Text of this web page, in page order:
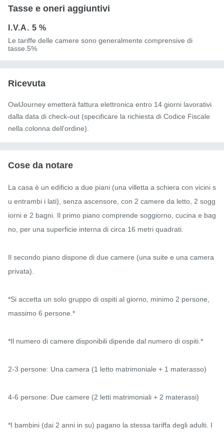
Tasse e oneri aggiuntivi
I.V.A. 5 %
Le tariffe delle camere sono generalmente comprensive di
tasse.5%
Ricevuta
OwlJourney emetterà fattura elettronica entro 14 giorni lavorativi
dalla data di check-out (specificare la richiesta di Codice Fiscale
nella colonna dell'ordine).
Cose da notare
La casa è un edificio a due piani (una villetta a schiera con vicini s
u entrambi i lati), senza ascensore, con 2 camere da letto, 2 sogg
iorni e 2 bagni. Il primo piano comprende soggiorno, cucina e bag
no, per una superficie interna di circa 16 metri quadrati.
Il secondo piano dispone di due camere (una suite e una camera
privata).
*Si accetta un solo gruppo di ospiti al giorno, minimo 2 persone,
massimo 6 persone.*
*Il numero di camere disponibili dipende dal numero di ospiti.*
2-3 persone: Una camera (1 letto matrimoniale + 1 materasso)
4-6 persone: Due camere (2 letti matrimoniali + 2 materassi)
*I bambini (dai 2 anni in su) pagano la stessa tariffa degli adulti. I